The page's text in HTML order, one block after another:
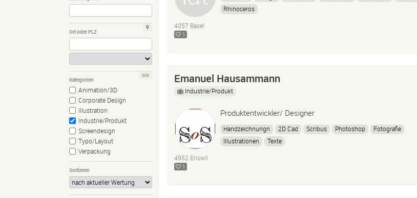
Ort oder PLZ
Kategorien
Animation/3D
Corporate Design
Illustration
Industrie/Produkt
Screendesign
Typo/Layout
Verpackung
alle
Sortieren
Rhinoceros
4057 Basel
1
Emanuel Hausammann
Industrie/Produkt
Produktentwickler/ Designer
Handzeichnungn 2D Cad Scribus Photoshop
Fotografie
Illustrationen
Texte
4952 Eriswil
1